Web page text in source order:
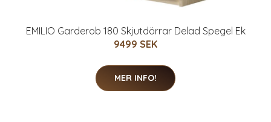
EMILIO Garderob 180 Skjutdörrar Delad Spegel Ek
9499 SEK
MER INFO!